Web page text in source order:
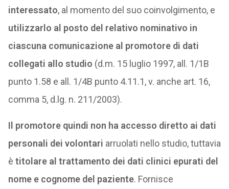
interessato, al momento del suo coinvolgimento, e
utilizzarlo al posto del relativo nominativo in
ciascuna comunicazione al promotore di dati
collegati allo studio (d.m. 15 luglio 1997, all. 1/1B
punto 1.58 e all. 1/4B punto 4.11.1, v. anche art. 16,
comma 5, d.lg. n. 211/2003).
Il promotore quindi non ha accesso diretto ai dati
personali dei volontari arruolati nello studio, tuttavia
è titolare al trattamento dei dati clinici epurati del
nome e cognome del paziente. Fornisce